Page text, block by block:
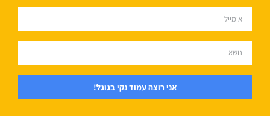
אני רוצה עמוד נקי בגוגל!